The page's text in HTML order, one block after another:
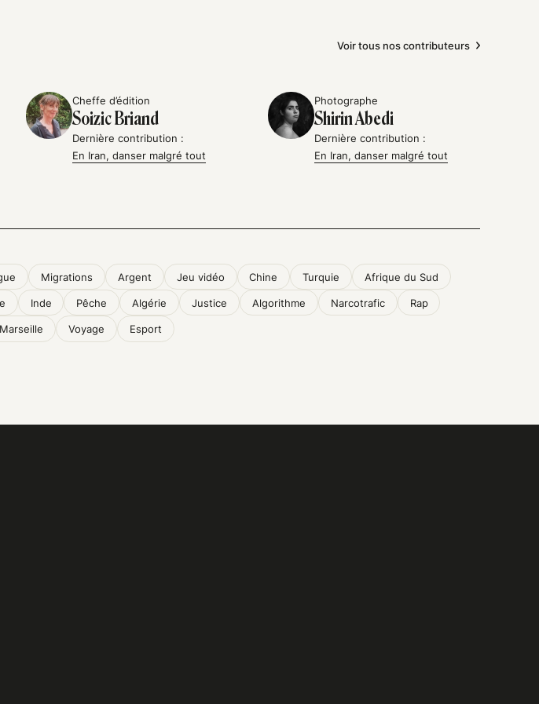
Voir tous nos contributeurs
Cheffe d’édition
Soizic Briand
Dernière contribution :
En Iran, danser malgré tout
Photographe
Shirin Abedi
Dernière contribution :
En Iran, danser malgré tout
Migrations Argent Jeu vidéo Chine Turquie Afrique du Sud
Inde Pêche Algérie Justice Algorithme Narcotrafic Rap
Marseille Voyage Esport